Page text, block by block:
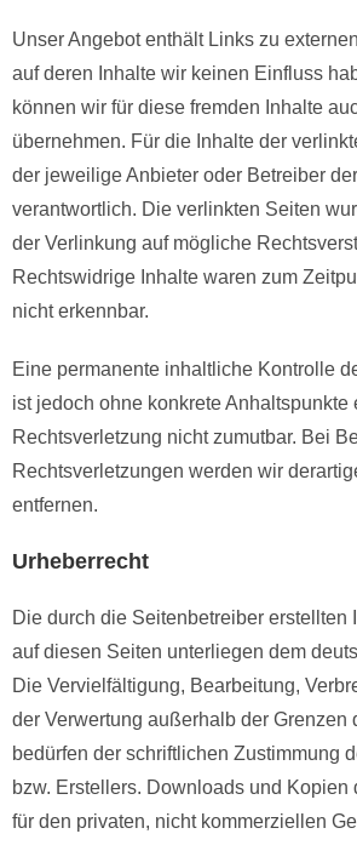
Unser Angebot enthält Links zu
auf deren Inhalte wir keinen Einfluss
können wir für diese fremden Inhalte
übernehmen. Für die Inhalte der
der jeweilige Anbieter oder Betreiber
verantwortlich. Die verlinkten Seiten
der Verlinkung auf mögliche
Rechtswidrige Inhalte waren zum
nicht erkennbar.
Eine permanente inhaltliche Kontrolle
ist jedoch ohne konkrete Anhaltspunkte
Rechtsverletzung nicht zumutbar. Bei
Rechtsverletzungen werden wir
entfernen.
Urheberrecht
Die durch die Seitenbetreiber erstellten
auf diesen Seiten unterliegen dem
Die Vervielfältigung, Bearbeitung,
der Verwertung außerhalb der Grenzen
bedürfen der schriftlichen Zustimmung
bzw. Erstellers. Downloads und Kopien
für den privaten, nicht kommerziellen